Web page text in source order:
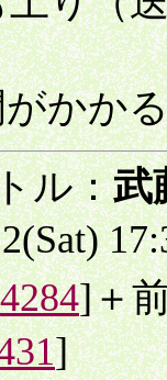
かか
ル：武
4284]＋
]